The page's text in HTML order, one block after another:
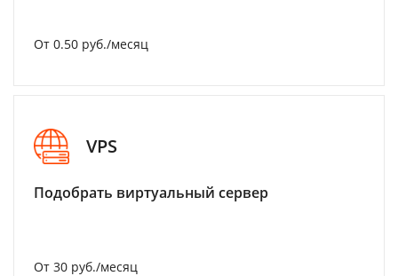
От 0.50 руб./месяц
VPS
Подобрать виртуальный сервер
От 30 руб./месяц